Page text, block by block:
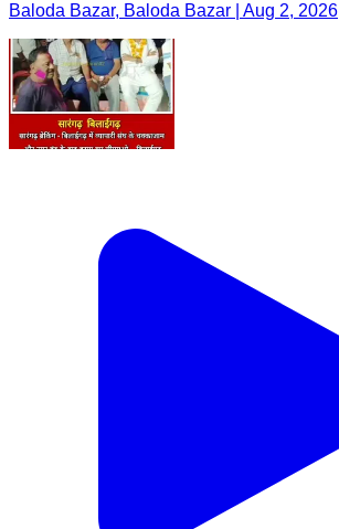
Baloda Bazar, Baloda Bazar | Aug 2, 2026